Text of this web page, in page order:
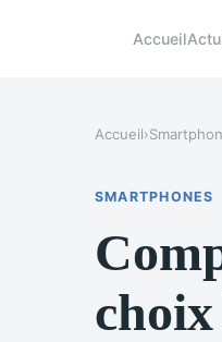
AccueilActu
Accueil›
SMARTPHONES
choix